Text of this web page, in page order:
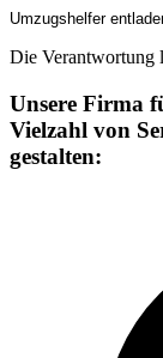
Umzugshelfer
Die Verantwortung
Unsere Firma
Vielzahl von
gestalten: